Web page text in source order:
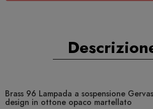
Brass 96 Lampada a sospensione
design in ottone opaco martellato